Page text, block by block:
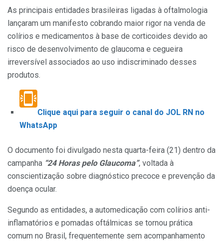
As principais entidades brasileiras ligadas à oftalmologia
lançaram um manifesto cobrando maior rigor na venda de
colírios e medicamentos à base de corticoides devido ao
risco de desenvolvimento de glaucoma e cegueira
irreversível associados ao uso indiscriminado desses
produtos.
Clique aqui para seguir o canal do JOL RN no
WhatsApp
O documento foi divulgado nesta quarta-feira (21) dentro da
campanha “24 Horas pelo Glaucoma”, voltada à
conscientização sobre diagnóstico precoce e prevenção da
doença ocular.
Segundo as entidades, a automedicação com colírios anti-
inflamatórios e pomadas oftálmicas se tornou prática
comum no Brasil, frequentemente sem acompanhamento